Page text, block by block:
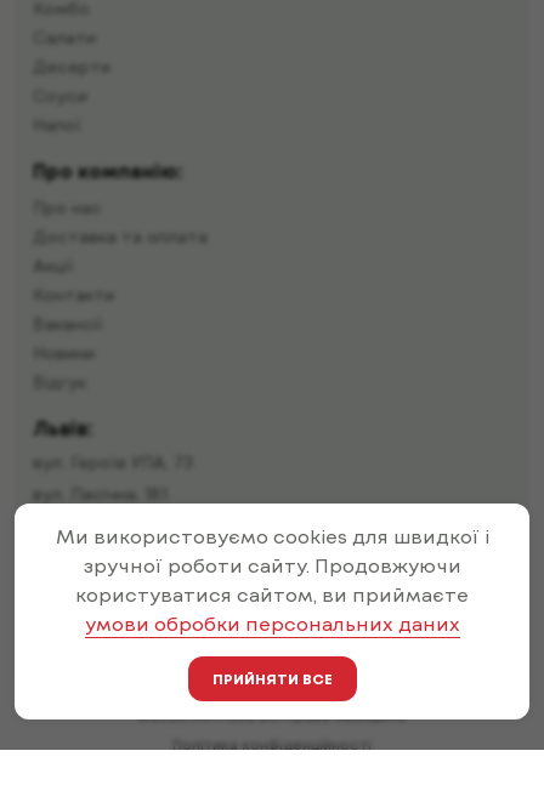
Салати
Десерти
Напої
Про компанію:
Про нас
Доставка та оплата
Акції
Контакти
Вакансії
Новини
Львів:
вул. Героїв УПА, 73
вул. Пасічна, 181
вул. Івана Пулюя, 12
вул. Малоголосківська, 32г
вул. Івана Франка, 71
вул. Залізнична, 19
вул. Тернопільська, 46
©2026 MA Pizza Всі права захищено
Політика конфіденційності
Ми використовуємо cookies для швидкої і
зручної роботи сайту. Продовжуючи
користуватися сайтом, ви приймаєте
умови обробки персональних даних
ПРИЙНЯТИ ВСЕ